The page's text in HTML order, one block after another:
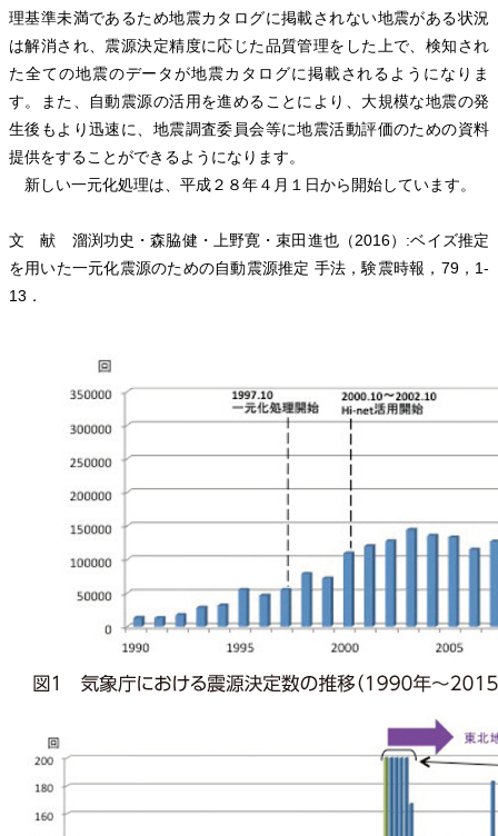
理基準未満であるため地震カタログに掲載されない地震がある状況
は解消され、震源決定精度に応じた品質管理をした上で、検知され
た全ての地震のデータが地震カタログに掲載されるようになりま
す。また、自動震源の活用を進めることにより、大規模な地震の発
生後もより迅速に、地震調査委員会等に地震活動評価のための資料
提供をすることができるようになります。
新しい一元化処理は、平成２８年４月１日から開始しています。
文 献 溜渕功史・森脇健・上野寛・束田進也（2016）:ベイズ推定
を用いた一元化震源のための自動震源推定 手法，験震時報，79，1-
13．